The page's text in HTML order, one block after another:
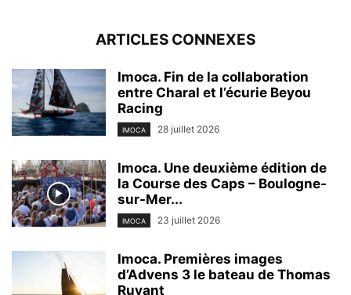
ARTICLES CONNEXES
Imoca. Fin de la collaboration
entre Charal et l’écurie Beyou
Racing
IMOCA 28 juillet 2026
Imoca. Une deuxième édition de
la Course des Caps – Boulogne-
sur-Mer...
IMOCA 23 juillet 2026
Imoca. Premières images
d’Advens 3 le bateau de Thomas
Ruyant